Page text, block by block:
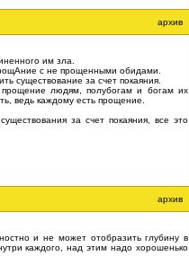
архив
им зла.
с не прощенными обидами.
существование за счет покаяния.
людям, полубогам и богам их
ведь каждому есть прощение.
за счет покаяния, все это
архив
и не может отобразить глубину в
каждого, над этим надо хорошенько